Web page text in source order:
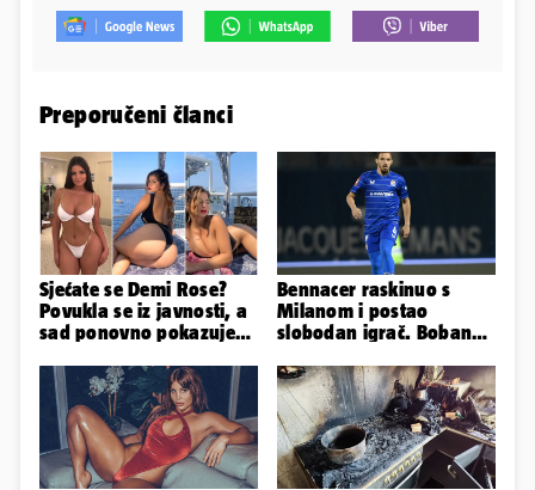
Preporučeni članci
Sjećate se Demi Rose?
Povukla se iz javnosti, a
sad ponovno pokazuje
Bennacer raskinuo s
Milanom i postao
slobodan igrač. Boban
Dinamu